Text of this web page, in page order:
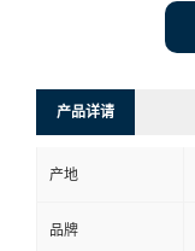
产品详请
产地
品牌